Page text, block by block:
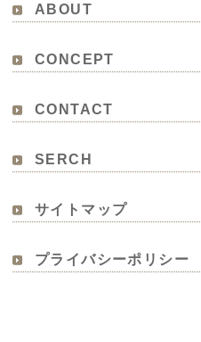
ABOUT
CONCEPT
CONTACT
SERCH
サイトマップ
プライバシーポリシー